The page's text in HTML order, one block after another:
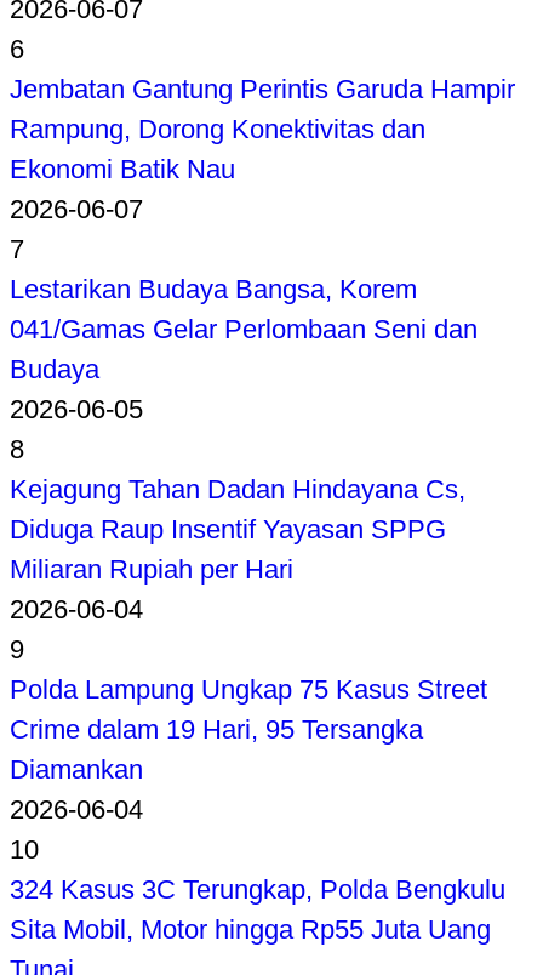
2026-06-07
6
Jembatan Gantung Perintis Garuda Hampir
Rampung, Dorong Konektivitas dan
Ekonomi Batik Nau
2026-06-07
7
Lestarikan Budaya Bangsa, Korem
041/Gamas Gelar Perlombaan Seni dan
Budaya
2026-06-05
8
Kejagung Tahan Dadan Hindayana Cs,
Diduga Raup Insentif Yayasan SPPG
Miliaran Rupiah per Hari
2026-06-04
9
Polda Lampung Ungkap 75 Kasus Street
Crime dalam 19 Hari, 95 Tersangka
Diamankan
2026-06-04
10
324 Kasus 3C Terungkap, Polda Bengkulu
Sita Mobil, Motor hingga Rp55 Juta Uang